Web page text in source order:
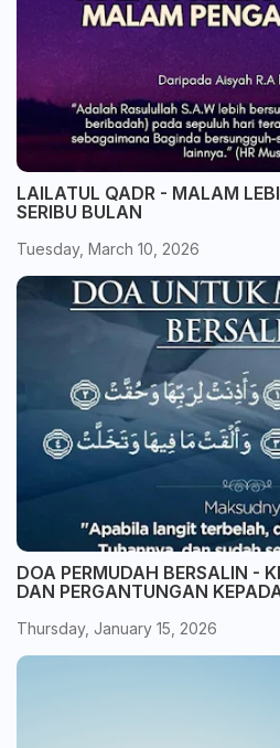
LAILATUL QADR - MALAM
SERIBU BULAN
Tuesday, March 10, 2026
DOA PERMUDAH BERSALIN -
DAN PERGANTUNGAN
Thursday, January 15, 2026